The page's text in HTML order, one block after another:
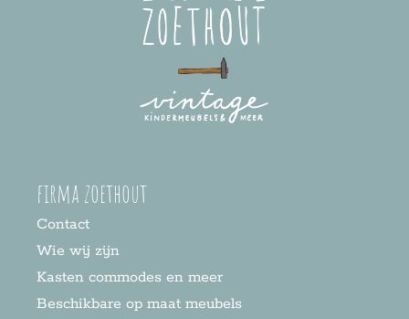
firma zoethout
Contact
Wie wij zijn
Kasten commodes en meer
Beschikbare op maat meubels